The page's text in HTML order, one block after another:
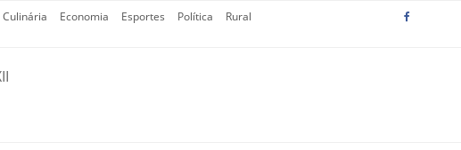
Culinária Economia Esportes Política
Rural